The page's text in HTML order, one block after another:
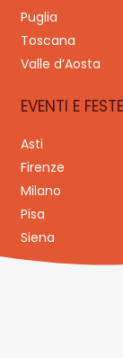
Puglia
Toscana
Valle d’Aosta
EVENTI E
Asti
Firenze
Milano
Pisa
Siena